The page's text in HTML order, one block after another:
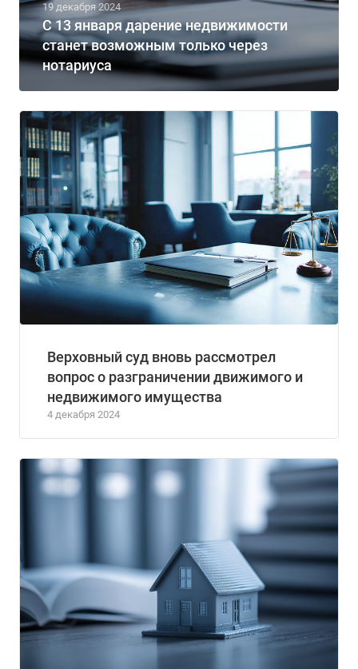
С 13 января дарение недвижимости
станет возможным только через
нотариуса
19 декабря 2024
Верховный суд вновь рассмотрел
вопрос о разграничении движимого и
недвижимого имущества
4 декабря 2024